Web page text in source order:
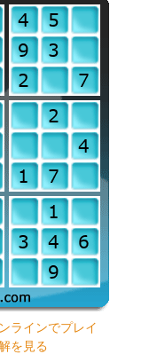
ラインでプレイ
を見る